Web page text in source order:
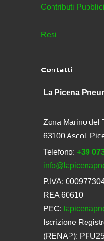
Contributi Pubblici
Resi
Contatti
La Picena
Zona Marino del
63100 Ascoli
Telefono: +39
P.IVA:
REA 60610
PEC:
Iscrizione
(RENAP):